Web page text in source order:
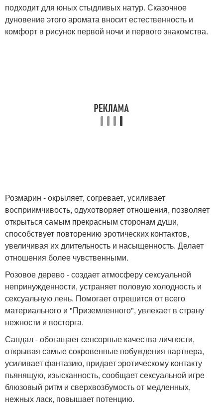
подходит для юных стыдливых натур. Сказочное
дуновение этого аромата вносит естественность и
комфорт в рисунок первой ночи и первого знакомства.
Розмарин - окрыляет, согревает, усиливает
восприимчивость, одухотворяет отношения, позволяет
открыться самым прекрасным сторонам души,
способствует повторению эротических контактов,
увеличивая их длительность и насыщенность. Делает
отношения более чувственными.
Розовое дерево - создает атмосферу сексуальной
непринужденности, устраняет половую холодность и
сексуальную лень. Помогает отрешится от всего
материального и "Приземленного", увлекает в страну
нежности и восторга.
Сандал - обогащает сенсорные качества личности,
открывая самые сокровенные побуждения партнера,
усиливает фантазию, придает эротическому контакту
пьянящую, изысканность, сообщает сексуальной игре
блюзовый ритм и сверхвозбумость от медленных,
нежных ласк, повышает потенцию.